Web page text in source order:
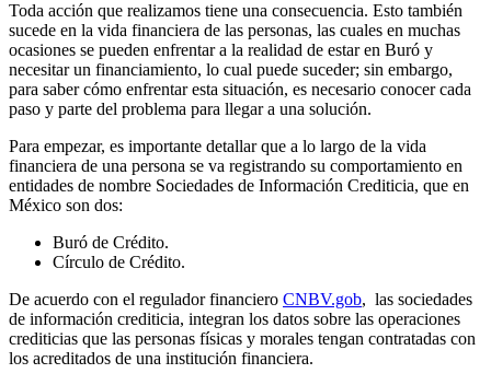
Toda acción que realizamos tiene una consecuencia. Esto también
sucede en la vida financiera de las personas, las cuales en muchas
ocasiones se pueden enfrentar a la realidad de estar en Buró y
necesitar un financiamiento, lo cual puede suceder; sin embargo,
para saber cómo enfrentar esta situación, es necesario conocer cada
paso y parte del problema para llegar a una solución.
Para empezar, es importante detallar que a lo largo de la vida
financiera de una persona se va registrando su comportamiento en
entidades de nombre Sociedades de Información Crediticia, que en
México son dos:
Buró de Crédito.
Círculo de Crédito.
De acuerdo con el regulador financiero CNBV.gob, las sociedades
de información crediticia, integran los datos sobre las operaciones
crediticias que las personas físicas y morales tengan contratadas con
los acreditados de una institución financiera.